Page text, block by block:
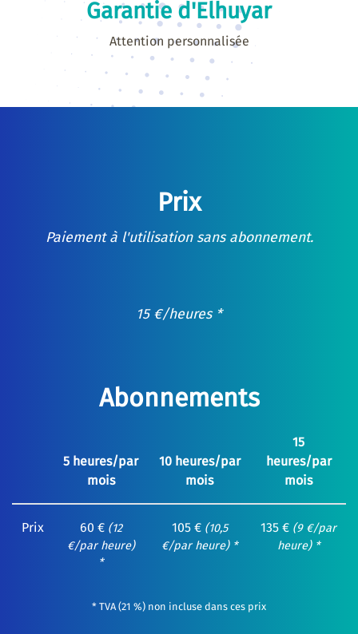
Garantie d'Elhuyar
Attention personnalisée
Prix
Paiement à l'utilisation sans abonnement.
15 €/heures *
Abonnements
5 heures/par
mois
10 heures/par
mois
15
heures/par
mois
Prix 60 € (12
€/par heure)
*
105 € (10,5
€/par heure) *
135 € (9 €/par
heure) *
* TVA (21 %) non incluse dans ces prix